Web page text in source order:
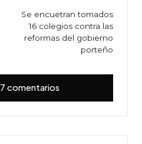
Se encuetran tomados
16 colegios contra las
reformas del gobierno
porteño
comentarios